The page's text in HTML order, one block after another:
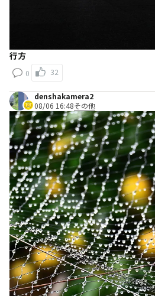
行方
0 32
denshakamera2
08/06 16:48その他